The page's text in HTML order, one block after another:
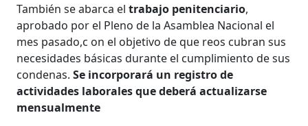
También se abarca el trabajo penitenciario,
aprobado por el Pleno de la Asamblea Nacional el
mes pasado,c on el objetivo de que reos cubran sus
necesidades básicas durante el cumplimiento de sus
condenas. Se incorporará un registro de
actividades laborales que deberá actualizarse
mensualmente